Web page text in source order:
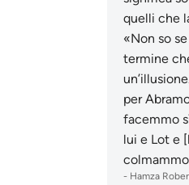
quelli che
«Non so
termine
per
facemmo
lui e Lot e
- Hamza